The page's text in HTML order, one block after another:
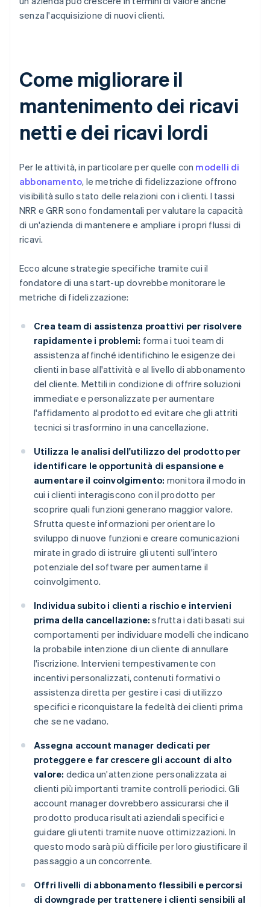
senza l'acquisizione di nuovi clienti.
Come migliorare il
mantenimento dei ricavi
netti e dei ricavi lordi
Per le attività, in particolare per quelle con modelli di
abbonamento, le metriche di fidelizzazione offrono
visibilità sullo stato delle relazioni con i clienti. I tassi
NRR e GRR sono fondamentali per valutare la capacità
di un'azienda di mantenere e ampliare i propri flussi di
ricavi.
Ecco alcune strategie specifiche tramite cui il
fondatore di una start-up dovrebbe monitorare le
metriche di fidelizzazione:
Crea team di assistenza proattivi per risolvere
rapidamente i problemi: forma i tuoi team di
assistenza affinché identifichino le esigenze dei
clienti in base all'attività e al livello di abbonamento
del cliente. Mettili in condizione di offrire soluzioni
immediate e personalizzate per aumentare
l'affidamento al prodotto ed evitare che gli attriti
tecnici si trasformino in una cancellazione.
Utilizza le analisi dell'utilizzo del prodotto per
identificare le opportunità di espansione e
aumentare il coinvolgimento: monitora il modo in
cui i clienti interagiscono con il prodotto per
scoprire quali funzioni generano maggior valore.
Sfrutta queste informazioni per orientare lo
sviluppo di nuove funzioni e creare comunicazioni
mirate in grado di istruire gli utenti sull'intero
potenziale del software per aumentarne il
coinvolgimento.
Individua subito i clienti a rischio e intervieni
prima della cancellazione: sfrutta i dati basati sui
comportamenti per individuare modelli che indicano
la probabile intenzione di un cliente di annullare
l'iscrizione. Intervieni tempestivamente con
incentivi personalizzati, contenuti formativi o
assistenza diretta per gestire i casi di utilizzo
specifici e riconquistare la fedeltà dei clienti prima
che se ne vadano.
Assegna account manager dedicati per
proteggere e far crescere gli account di alto
valore: dedica un'attenzione personalizzata ai
clienti più importanti tramite controlli periodici. Gli
account manager dovrebbero assicurarsi che il
prodotto produca risultati aziendali specifici e
guidare gli utenti tramite nuove ottimizzazioni. In
questo modo sarà più difficile per loro giustificare il
passaggio a un concorrente.
Offri livelli di abbonamento flessibili e percorsi
di downgrade per trattenere i clienti sensibili al